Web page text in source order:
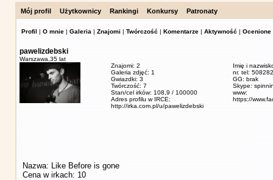
Mój profil Użytkownicy Rankingi Konkursy Patronaty
Profil | O mnie | Galeria | Znajomi | Twórczość | Komentarze | Aktywność | Ocenione
pawelizdebski
Warszawa, 35 lat
Znajomi: 2
Galeria zdjęć: 1
Gwiazdki: 3
Twórczość: 7
Stan/cel irków: 108,9 / 100000
Adres profilu w IRCE:
http://irka.com.pl/u/pawelizdebski
Imię i
nr. tel:
GG: brak
Skype:
www:
https://
Nazwa: Like Before is gone
Cena w irkach: 10